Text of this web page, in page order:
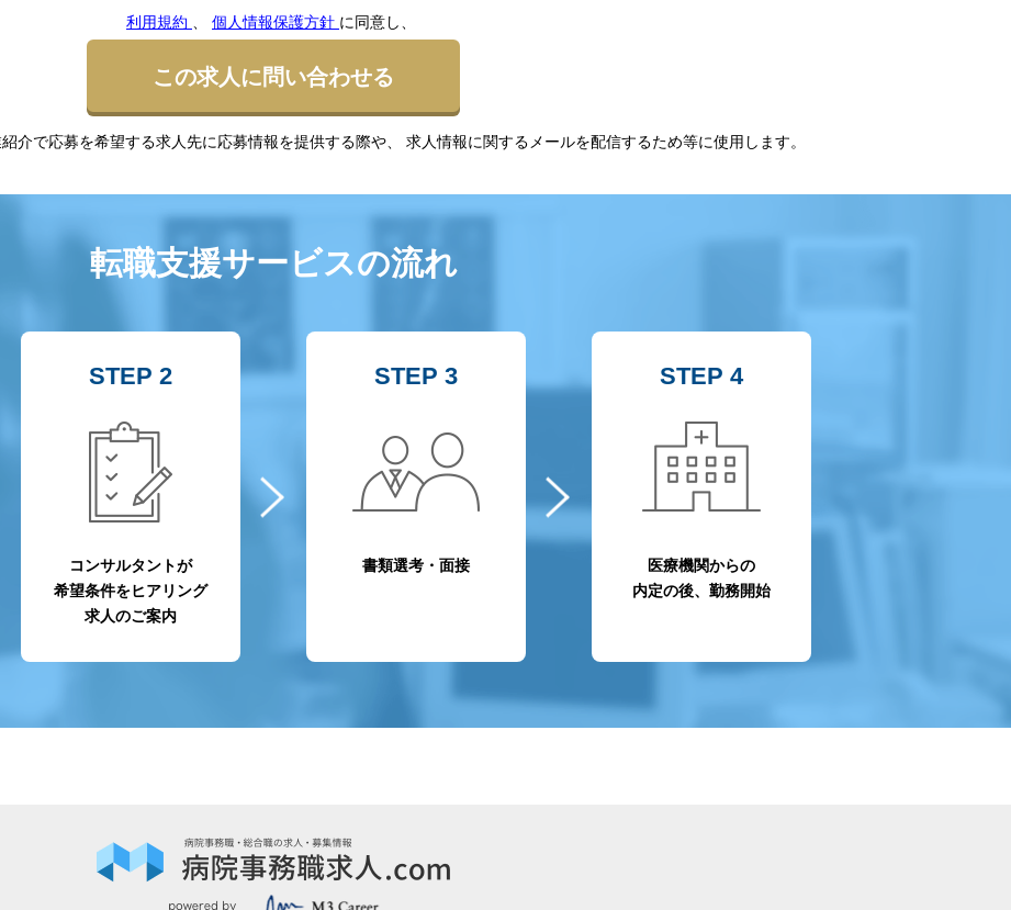
利用規約 、 個人情報保護方針 に同意し、
この求人に問い合わせる
介で応募を希望する求人先に応募情報を提供する際や、 求人情報に関するメールを配信するため等に使用します。
転職支援サービスの流れ
STEP 2
コンサルタントが
希望条件をヒアリング
求人のご案内
STEP 3
書類選考・面接
STEP 4
医療機関からの
内定の後、勤務開始